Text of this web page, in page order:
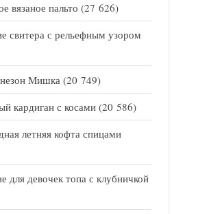
вязаное пальто (27 626)
свитера с рельефным узором
Мишка (20 749)
кардиган с косами (20 586)
летняя кофта спицами
для девочек топа с клубничкой